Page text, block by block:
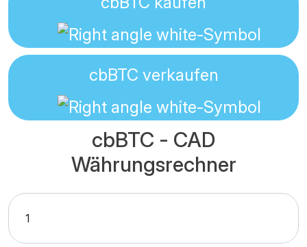
cbBTC verkaufen
cbBTC - CAD
Währungsrechner